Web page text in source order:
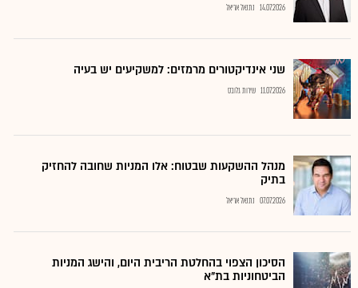
14.07.2026 נתנאל אריאל
שני אינדיקטורים מרמזים: למשקיעים יש בעיה
11.07.2026 שירות גלובס
מנהל ההשקעות שבטוח: אלו המניות שחובה להחזיק
בתיק
07.07.2026 נתנאל אריאל
הסיכון הצפוי בהחלטת הריבית היום, והישג המניות
הביטחוניות בת"א